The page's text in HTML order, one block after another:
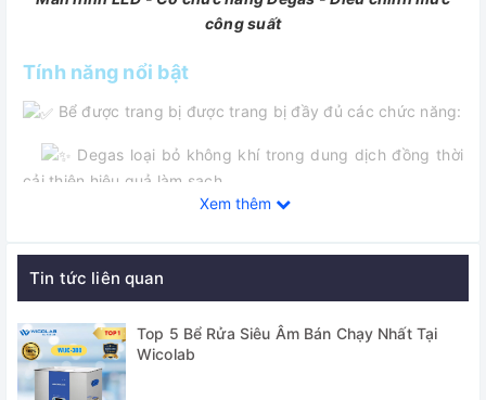
công suất
Tính năng nổi bật
Bể được trang bị được trang bị đầy đủ các chức năng:
Degas loại bỏ không khí trong dung dịch đồng thời
cải thiện hiệu quả làm sạch.
Màn hình LCD hiển thị trực quan các chế độ hoạt
vận hành vô cùng dễ dàng.
Bộ điều khiển cho phép cài đặt thời gian từ 1 đến 99
Xem thêm
Tin tức liên quan
Top 5 Bể Rửa Siêu Âm Bán Chạy Nhất Tại
Wicolab